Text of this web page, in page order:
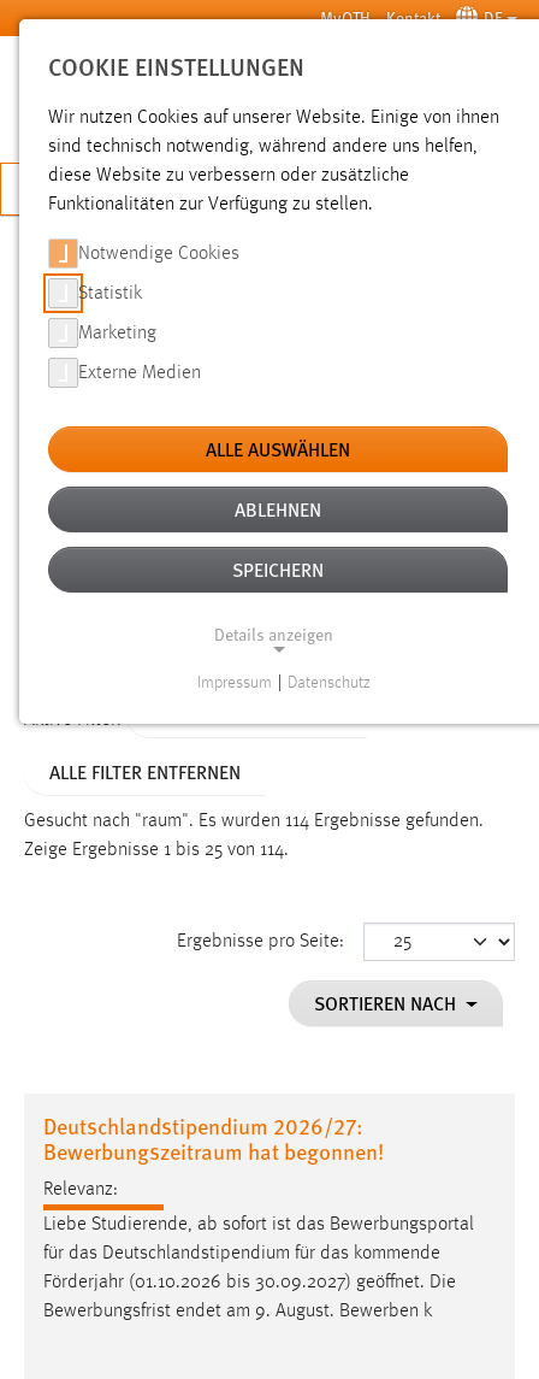
Zum Hauptinhalt springen MyOTH Kontakt DE
SUCHE
JETZT BEWERBEN
SUCHE
FILTER
Typ
Erstellungsdatum
Alter
Aktive Filter:
ALLE FILTER ENTFERNEN
Gesucht nach "raum". Es wurden 114 Ergebnisse gefunden.
Zeige Ergebnisse 1 bis 25 von 114.
Ergebnisse pro Seite:
SORTIEREN NACH
Deutschlandstipendium 2026/27:
Bewerbungszeitraum hat begonnen!
Relevanz:
Liebe Studierende, ab sofort ist das Bewerbungsportal
für das Deutschlandstipendium für das kommende
Förderjahr (01.10.2026 bis 30.09.2027) geöffnet. Die
Bewerbungsfrist endet am 9. August. Bewerben k
COOKIE EINSTELLUNGEN
Wir nutzen Cookies auf unserer Website. Einige von ihnen
sind technisch notwendig, während andere uns helfen,
diese Website zu verbessern oder zusätzliche
Funktionalitäten zur Verfügung zu stellen.
Notwendige Cookies
Statistik
Marketing
Externe Medien
ALLE AUSWÄHLEN
ABLEHNEN
SPEICHERN
Details anzeigen
Funktionen und sind für die einwandfreie Funktion der
Einverständnis
cookie_consent
Dieser Cookie speichert die ausgewählten Einverständnis-
Performance
Name:
staticfilecache
Zweck:
Für performante Seitenauslieferung wird in diesem Cookie
Impressum Datenschutz